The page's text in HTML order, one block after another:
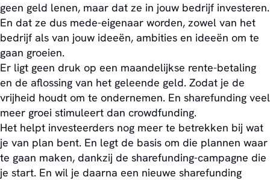
geen geld lenen, maar dat ze in jouw bedrijf investeren.
En dat ze dus mede-eigenaar worden, zowel van het
bedrijf als van jouw ideeën, ambities en ideeën om te
gaan groeien.
Er ligt geen druk op een maandelijkse rente-betaling
en de aflossing van het geleende geld. Zodat je de
vrijheid houdt om te ondernemen. En sharefunding veel
meer groei stimuleert dan crowdfunding.
Het helpt investeerders nog meer te betrekken bij wat
je van plan bent. En legt de basis om die plannen waar
te gaan maken, dankzij de sharefunding-campagne die
je start. En wil je daarna een nieuwe sharefunding